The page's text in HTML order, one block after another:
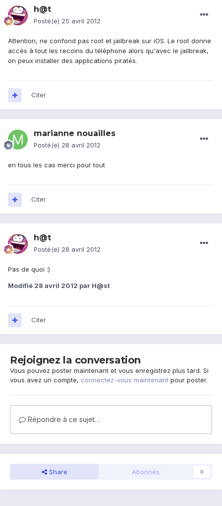
h@t
Posté(e) 25 avril 2012
Attention, ne confond pas root et jailbreak sur iOS. Le root donne
accès à tout les recoins du téléphone alors qu'avec le jailbreak,
on peux installer des applications piratés.
Citer
marianne nouailles
Posté(e) 28 avril 2012
en tous les cas merci pour tout
Citer
h@t
Posté(e) 28 avril 2012
Pas de quoi :)
Modifié 28 avril 2012 par H@st
Citer
Rejoignez la conversation
Vous pouvez poster maintenant et vous enregistrez plus tard. Si
vous avez un compte, connectez-vous maintenant pour poster.
Répondre à ce sujet…
Share Abonnés 0